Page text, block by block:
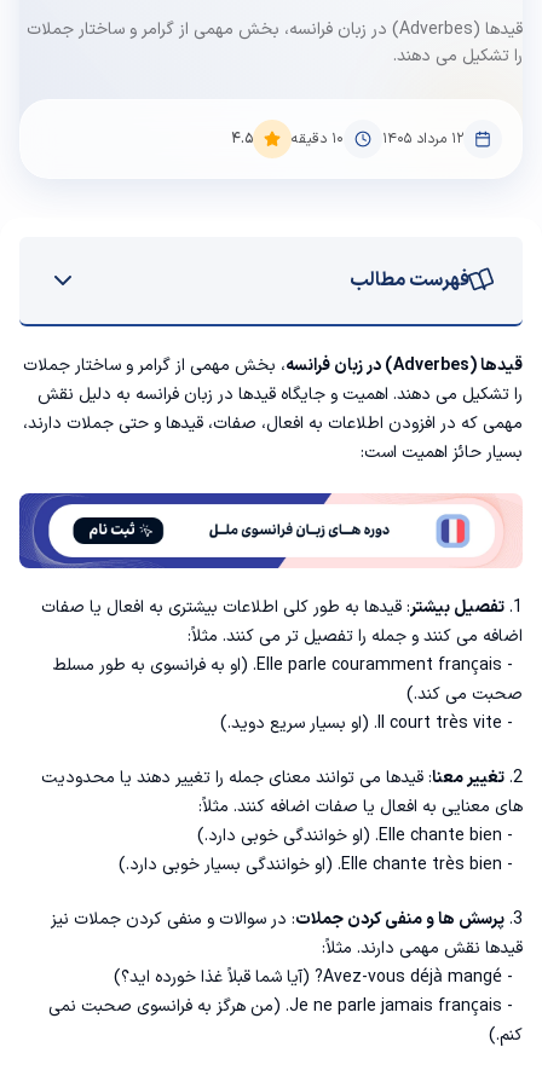
قیدها (Adverbes) در زبان فرانسه، بخش مهمی از گرامر و ساختار جملات
را تشکیل می دهند.
۱۲ مرداد ۱۴۰۵ 10 دقیقه 4.5
فهرست مطالب
انواع قیدها در زبان فرانسه
1. قیدهای مکان (Adverbes de lieu)
3. قیدهای مقدار (Adverbes de quantité)
5. قیدهای شرط (Adverbes de condition)
قوانین استفاده از قید در زبان فرانسه
1. موقعیت قید در جمله
2. ساخت قیدها
4. ترتیب قیدها
5. قیدهای انعکاسی
قیدها (Adverbes) در زبان فرانسه
، بخش مهمی از گرامر و ساختار جملات
را تشکیل می دهند. اهمیت و جایگاه قیدها در زبان فرانسه به دلیل نقش
مهمی که در افزودن اطلاعات به افعال، صفات، قیدها و حتی جملات دارند،
بسیار حائز اهمیت است:
1. تفصیل بیشتر: قیدها به طور کلی اطلاعات بیشتری به افعال یا صفات
اضافه می کنند و جمله را تفصیل تر می کنند. مثلاً:
- Elle parle couramment français. (او به فرانسوی به طور مسلط
صحبت می کند.)
- Il court très vite. (او بسیار سریع دوید.)
2. تغییر معنا: قیدها می توانند معنای جمله را تغییر دهند یا محدودیت
های معنایی به افعال یا صفات اضافه کنند. مثلاً:
- Elle chante bien. (او خوانندگی خوبی دارد.)
- Elle chante très bien. (او خوانندگی بسیار خوبی دارد.)
3. پرسش ها و منفی کردن جملات: در سوالات و منفی کردن جملات نیز
قیدها نقش مهمی دارند. مثلاً:
- Avez-vous déjà mangé? (آیا شما قبلاً غذا خورده اید؟)
- Je ne parle jamais français. (من هرگز به فرانسوی صحبت نمی
کنم.)